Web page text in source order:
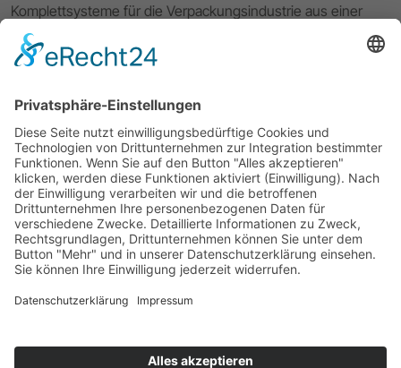
Komplettsysteme für die Verpackungsindustrie aus einer
Hand. Die hauseigene 3D CAD CAM Software VPack®
komplettiert den Workflow von der Entwicklung und dem
Kleinserienproduktion Ihrer Verpackungslösung. Mit
exzellentem Service und 40 Jahren Erfahrung unterstützt
Sie ERPA bei allen Fragen rund um Ihren Workflow.
Impressum Datenschutzerklärung
ERPA Systeme GmbH
Software- und Systemlösungen für die Verpackungsindustrie
Willi-Eichler-Str. 24